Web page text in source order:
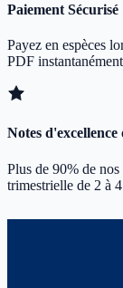
Paiement Sécurisé
Payez en espèces
PDF
Notes d'excellence
Plus de 90% de
trimestrielle de 2 à